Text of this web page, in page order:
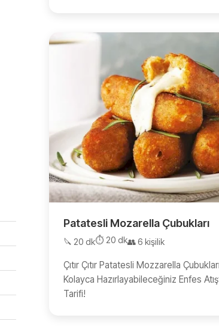
Patatesli Mozarella Çubukları
🔪 20 dk⏱️ 20 dk👥 6 kişilik
Çıtır Çıtır Patatesli Mozzarella
Kolayca Hazırlayabileceğiniz Enfes
Tarifi!